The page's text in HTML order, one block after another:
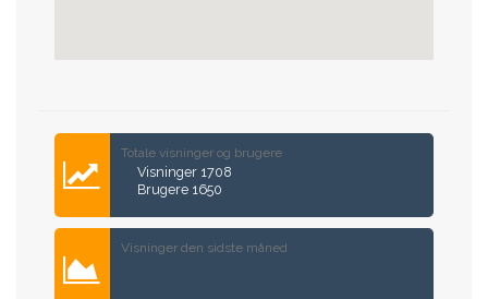
Totale visninger og brugere
Visninger 1708
Brugere 1650
Visninger den sidste måned